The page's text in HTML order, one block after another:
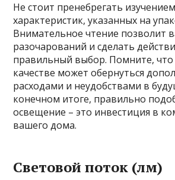
Не стоит пренебрегать
характеристик, указанных на
Внимательное чтение позволит
разочарований и сделать
правильный выбор. Помните, что
качестве может обернуться
расходами и неудобствами в
конечном итоге, правильно
освещение – это инвестиция в
вашего дома.
Световой поток (лм)